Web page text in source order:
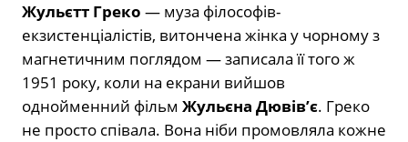
Жульєтт Греко — муза філософів-
екзистенціалістів, витончена жінка у чорному з
магнетичним поглядом — записала її того ж
1951 року, коли на екрани вийшов
однойменний фільм Жульєна Дювів’є. Греко
не просто співала. Вона ніби промовляла кожне